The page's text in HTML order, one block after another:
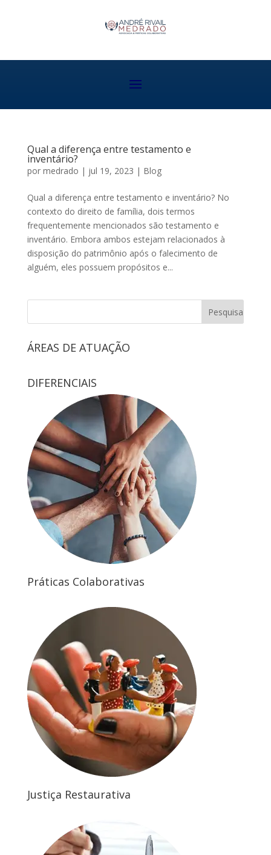
Qual a diferença entre testamento e
inventário?
por medrado | jul 19, 2023 | Blog
Qual a diferença entre testamento e inventário? No
contexto do direito de família, dois termos
frequentemente mencionados são testamento e
inventário. Embora ambos estejam relacionados à
disposição do patrimônio após o falecimento de
alguém, eles possuem propósitos e...
ÁREAS DE ATUAÇÃO
DIFERENCIAIS
Práticas Colaborativas
Justiça Restaurativa